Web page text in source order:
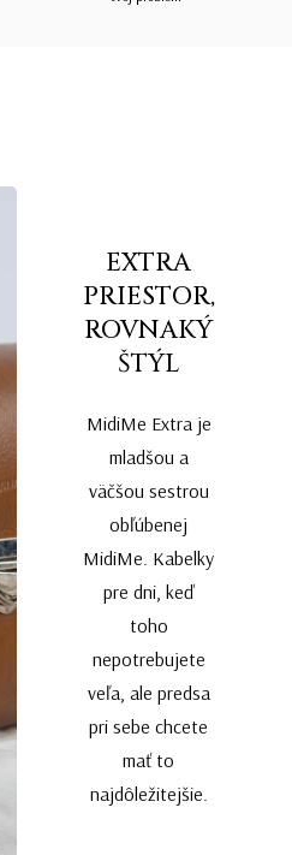
EXTRA
PRIESTOR,
ROVNAKÝ
ŠTÝL
MidiMe Extra je
mladšou a
väčšou sestrou
obľúbenej
MidiMe. Kabelky
pre dni, keď
toho
nepotrebujete
veľa, ale predsa
pri sebe chcete
mať to
najdôležitejšie.